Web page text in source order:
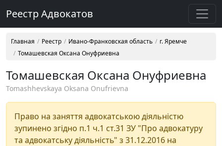
Реестр Адвокатов
Главная Реестр Ивано-Франковская область
г. Яремче
Томашевская Оксана Онуфриевна
Томашевская Оксана Онуфриевна
Tomashhevskaya Oksana Onufrievna
Право на заняття адвокатською діяльністю
зупинено згідно п.1 ч.1 ст.31 ЗУ "Про адвокатуру
та адвокатську діяльність" з 31.12.2016 на